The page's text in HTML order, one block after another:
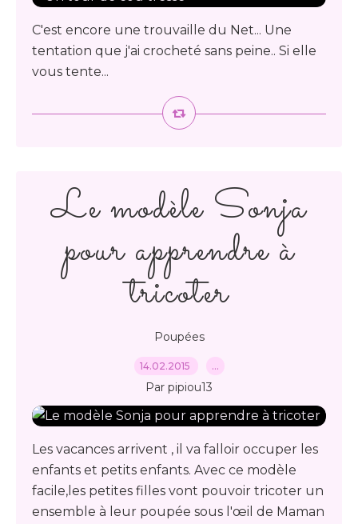
C'est encore une trouvaille du Net... Une
tentation que j'ai crocheté sans peine.. Si elle
vous tente...
Le modèle Sonja
pour apprendre à
tricoter
Poupées
14.02.2015 …
Par pipiou13
Les vacances arrivent , il va falloir occuper les
enfants et petits enfants. Avec ce modèle
facile,les petites filles vont pouvoir tricoter un
ensemble à leur poupée sous l'œil de Maman